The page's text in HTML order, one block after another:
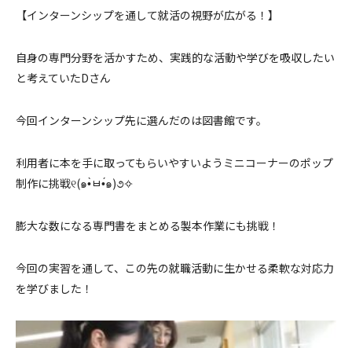
【インターンシップを通して就活の視野が広がる！】
自身の専門分野を活かすため、実践的な活動や学びを吸収したい
と考えていたDさん
今回インターンシップ先に選んだのは図書館です。
利用者に本を手に取ってもらいやすいようミニコーナーのポップ
制作に挑戦୧(๑•̀ㅂ•́๑)૭✧
膨大な数になる専門書をまとめる製本作業にも挑戦！
今回の実習を通して、この先の就職活動に生かせる柔軟な対応力
を学びました！